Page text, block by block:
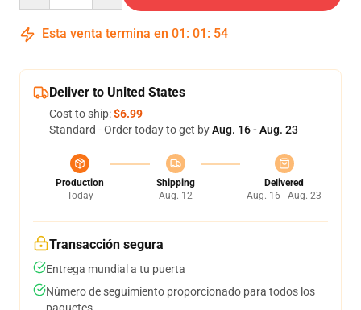
Esta venta termina en 01 : 01 : 53
Deliver to United States
Cost to ship:$6.99
Standard - Order today to get byAug. 16 - Aug. 23
Production
Today
Shipping
Aug. 12
Delivered
Aug. 16 - Aug. 23
Transacción segura
Entrega mundial a tu puerta
Número de seguimiento proporcionado para todos los